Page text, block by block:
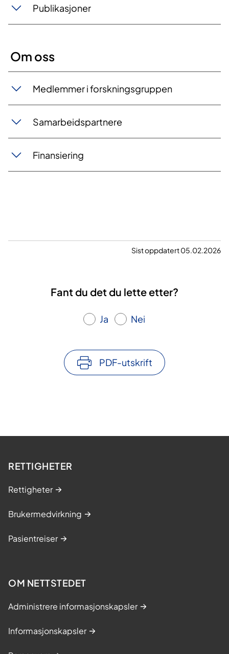
Publikasjoner
Om oss
Medlemmer i forskningsgruppen
Samarbeidspartnere
Finansiering
Sist oppdatert 05.02.2026
Fant du det du lette etter?
Ja Nei
PDF-utskrift
RETTIGHETER
Rettigheter
Brukermedvirkning
Pasientreiser
OM NETTSTEDET
Administrere informasjonskapsler
Informasjonskapsler